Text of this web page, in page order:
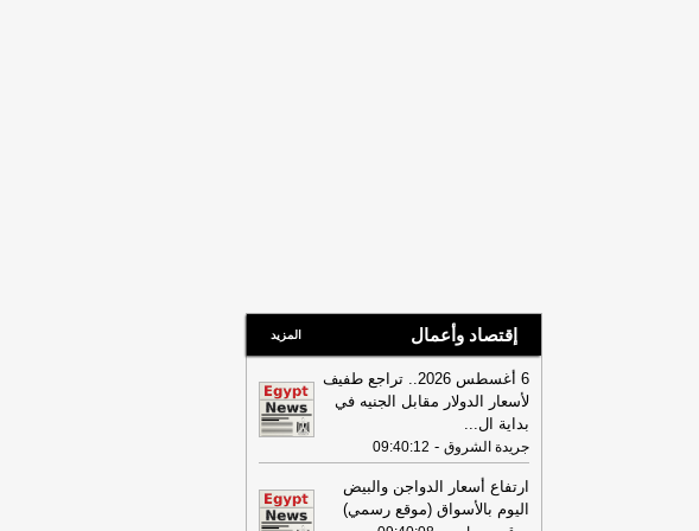
إقتصاد وأعمال المزيد
6 أغسطس 2026.. تراجع طفيف
لأسعار الدولار مقابل الجنيه في
بداية ال...
جريدة الشروق -
09:40:12
ارتفاع أسعار الدواجن والبيض
اليوم بالأسواق (موقع رسمي)